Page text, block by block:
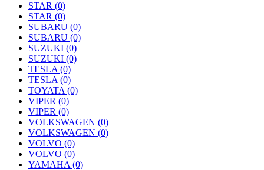
STAR (0)
STAR (0)
SUBARU (0)
SUBARU (0)
SUZUKI (0)
SUZUKI (0)
TESLA (0)
TESLA (0)
TOYATA (0)
VIPER (0)
VIPER (0)
VOLKSWAGEN (0)
VOLKSWAGEN (0)
VOLVO (0)
VOLVO (0)
YAMAHA (0)